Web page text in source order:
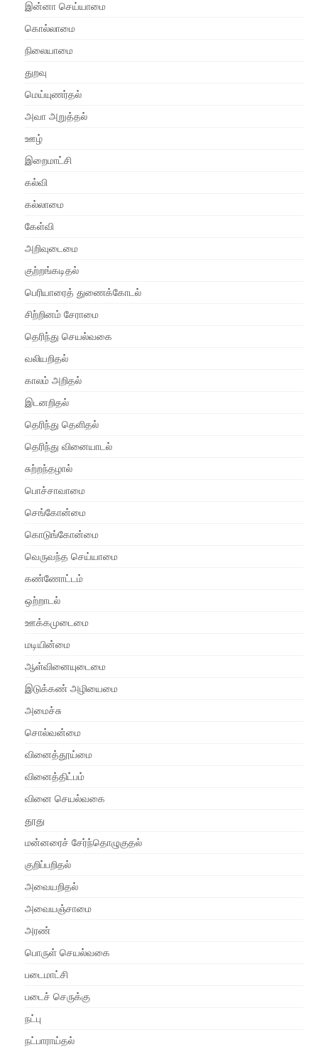
இன்னா செய்யாமை
கொல்லாமை
நிலையாமை
துறவு
மெய்யுணர்தல்
அவா அறுத்தல்
ஊழ்
இறைமாட்சி
கல்வி
கல்லாமை
கேள்வி
அறிவுடைமை
குற்றங்கடிதல்
பெரியாரைத் துணைக்கோடல்
சிற்றினம் சேராமை
தெரிந்து செயல்வகை
வலியறிதல்
காலம் அறிதல்
இடனறிதல்
தெரிந்து தெளிதல்
தெரிந்து வினையாடல்
சுற்றந்தழால்
பொச்சாவாமை
செங்கோன்மை
கொடுங்கோன்மை
வெருவந்த செய்யாமை
கண்ணோட்டம்
ஒற்றாடல்
ஊக்கமுடைமை
மடியின்மை
ஆள்வினையுடைமை
இடுக்கண் அழியைமை
அமைச்சு
சொல்வன்மை
வினைத்தூய்மை
வினைத்திட்பம்
வினை செயல்வகை
தூது
மன்னரைச் சேர்ந்தொழுகுதல்
குறிப்பறிதல்
அவையறிதல்
அவையஞ்சாமை
அரண்
பொருள் செயல்வகை
படைமாட்சி
படைச் செருக்கு
நட்பு
நட்பாராய்தல்